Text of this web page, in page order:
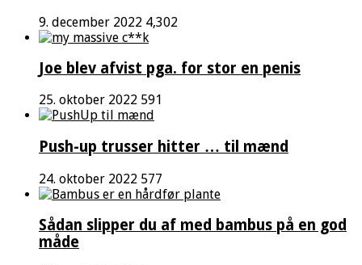
9. december 2022 4,302
Joe blev afvist pga. for stor en penis
25. oktober 2022 591
Push-up trusser hitter … til mænd
24. oktober 2022 577
Sådan slipper du af med bambus på en god
måde